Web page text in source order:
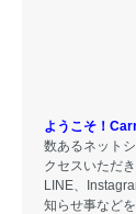
ようこそ！
数あるネット
クセスいただ
LINE、
知らせ事など